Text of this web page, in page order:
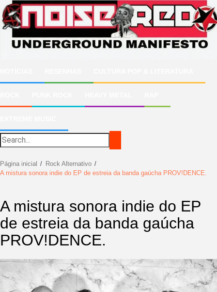
para
o
conteúdo
Página inicial
Rock Alternativo
A mistura sonora indie do EP de estreia da banda gaúcha PROV!DENCE.
A mistura sonora indie do EP
de estreia da banda gaúcha
PROV!DENCE.